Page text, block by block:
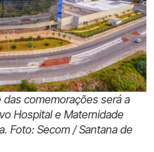
comemorações será a
Hospital e Maternidade
Foto: Secom / Santana de